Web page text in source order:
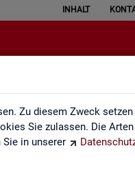
Zu diesem Zweck
Sie zulassen. Die
in unserer
INHALT